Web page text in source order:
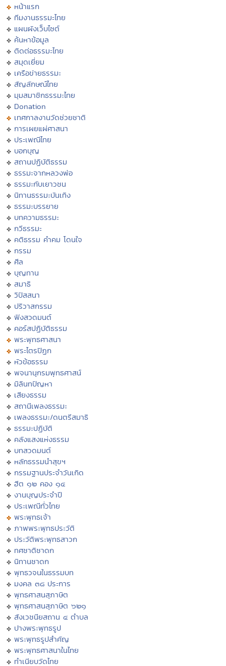
หน้าแรก
ทีมงานธรรมะไทย
แผนผังเว็บไซต์
ค้นหาข้อมูล
ติดต่อธรรมะไทย
สมุดเยี่ยม
เครือข่ายธรรมะ
สัญลักษณ์ไทย
มุมสมาชิกธรรมะไทย
Donation
เทศกาลงานวัดช่วยชาติ
การเผยแผ่ศาสนา
ประเพณีไทย
บอกบุญ
สถานปฏิบัติธรรม
ธรรมะจากหลวงพ่อ
ธรรมะกับเยาวชน
นิทานธรรมะบันเทิง
ธรรมะบรรยาย
บทความธรรมะ
กวีธรรมะ
คติธรรม คำคม โดนใจ
กรรม
ศีล
บุญทาน
สมาธิ
วิปัสสนา
ปริวาสกรรม
ฟังสวดมนต์
คอร์สปฏิบัติธรรม
พระพุทธศาสนา
พระไตรปิฏก
หัวข้อธรรม
พจนานุกรมพุทธศาสน์
มิลินทปัญหา
เสียงธรรม
สถานีเพลงธรรมะ
เพลงธรรมะ/ดนตรีสมาธิ
ธรรมะปฏิบัติ
คลังแสงแห่งธรรม
บทสวดมนต์
หลักธรรมนำสุขฯ
กรรมฐานประจำวันเกิด
ฮีต ๑๒ คอง ๑๔
งานบุญประจำปี
ประเพณีทั่วไทย
พระพุทธเจ้า
ภาพพระพุทธประวัติ
ประวัติพระพุทธสาวก
ทศชาติชาดก
นิทานชาดก
พุทธวจนในธรรมบท
มงคล ๓๘ ประการ
พุทธศาสนสุภาษิต
พุทธศาสนสุภาษิต ๖๒๑
สังเวชนียสถาน ๔ ตำบล
ปางพระพุทธรูป
พระพุทธรูปสำคัญ
พระพุทธศาสนาในไทย
ทำเนียบวัดไทย